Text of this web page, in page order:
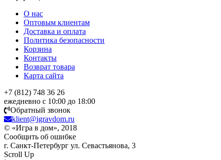
О нас
Оптовым клиентам
Доставка и оплата
Политика безопасности
Корзина
Контакты
Возврат товара
Карта сайта
+7 (812) 748 36 26
ежедневно с 10:00 до 18:00
Обратный звонок
klient@igravdom.ru
© «Игра в дом», 2018
Сообщить об ошибке
г. Санкт-Петербург ул. Севастьянова, 3
Scroll Up